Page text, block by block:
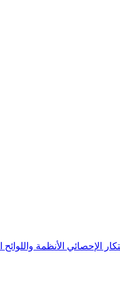
الإحصائي الأنظمة واللوائح